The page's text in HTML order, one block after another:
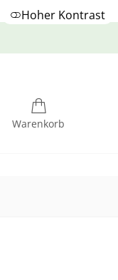
Hoher Kontrast
Warenkorb